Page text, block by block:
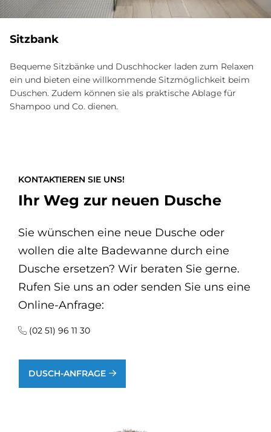
Sitz­bank
Bequeme Sitzbänke und Duschhocker laden zum Relaxen
ein und bieten eine willkommende Sitz­möglichkeit beim
Duschen. Zudem können sie als praktische Ablage für
Shampoo und Co. dienen.
KONTAKTIEREN SIE UNS!
Ihr Weg zur neuen Dusche
Sie wünschen eine neue Dusche oder
wollen die alte Badewanne durch eine
Dusche ersetzen? Wir beraten Sie gerne.
Rufen Sie uns an oder senden Sie uns eine
Online-Anfrage:
(02 51) 96 11 30
DUSCH-ANFRAGE